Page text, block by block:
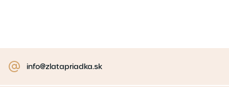
info@zlatapriadka.sk